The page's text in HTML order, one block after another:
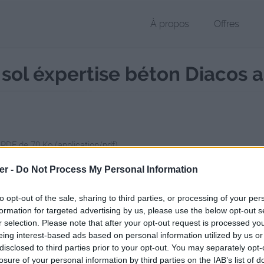
- Do Not Process My Personal Information
opt-out of the sale, sharing to third parties, or processing of your
for targeted advertising by us, please use the below opt-out
selection. Please note that after your opt-out request is processed
interest-based ads based on personal information utilized by us
to third parties prior to your opt-out. You may separately
of your personal information by third parties on the IAB’s list of
À propos Offres
éxpertise béton Diacos
de 70 Ko (application/pdf)
page de téléchargement a été vue 2369 fois depuis l'envoi du
fichier.fr/2011/01/19/laboratoire-etude-de-sol-expertise-
étude de sol -éxpertise béton